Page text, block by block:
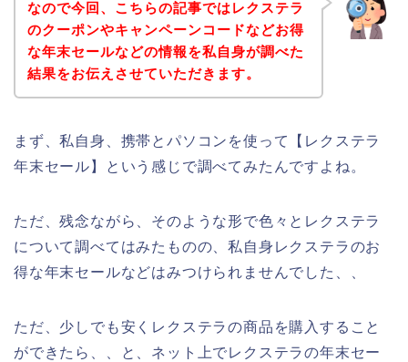
なので今回、こちらの記事ではレクステラ
のクーポンやキャンペーンコードなどお得
な年末セールなどの情報を私自身が調べた
結果をお伝えさせていただきます。
まず、私自身、携帯とパソコンを使って【レクステラ
年末セール】という感じで調べてみたんですよね。
ただ、残念ながら、そのような形で色々とレクステラ
について調べてはみたものの、私自身レクステラのお
得な年末セールなどはみつけられませんでした、、
ただ、少しでも安くレクステラの商品を購入すること
ができたら、、と、ネット上でレクステラの年末セー